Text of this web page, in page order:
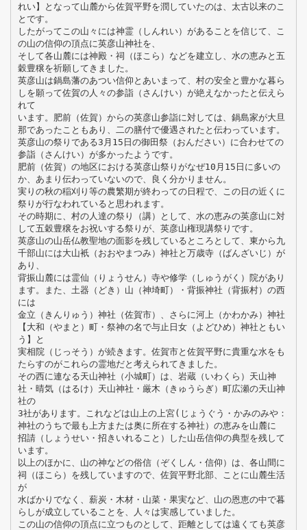
れい】となって山麓から佐賀平野を潤していたのは、太古以来のこ
とです。
したがってこの山々には神霊（しんれい）があることを信じて、こ
の山の信仰の頂点に英彦山神社を、
そして各山麓には神殿・祠（ほこら）などを建立し、水の恵みと五
穀豊穣を祈願してきました。
英彦山は鍋島藩のあつい信仰とあいまって、村の安全と豊かな暮ら
しを願って佐賀の人々の参詣（さんけい）が絶えなかったと伝えら
れて
います。肥前（佐賀）からの英彦山参詣に対しては、鍋島家が大旦
那であったこともあり、二の膳付で優遇されたと伝わっています。
英彦山の祭りである3月15日の御田祭（おんださい）に合わせての
参詣（さんけい）が多かったようです。
肥前（佐賀）の地区における英彦山祭りがなぜ10月15日に多いの
か、あまり伝わっていないので、良く分かりません。
実りの秋の稲刈り等の農繁期が終わっての日程で、この日の近くに
祭りが行なわれていると思われます。
その時期に、村の人達の祭り（講）として、水の恵みの英彦山に対
して五穀豊穣をお祝いする祭りが、英彦山権現講祭りです。
英彦山の山岳仏教聖地の面影を残しているところとして、東から九
千部山には大山衹（おおやまつみ）神社と万歳寺（ばんざいじ）が
あり、
背振山麓には霊仙（りょうせん）寺や修学（しゅうがく）院があり
ます。また、土器（どき）山（神埼町）・背振神社（背振村）の西
には
金立（きんりゅう）神社（佐賀市）、さらに河上（かわかみ）神社
【大和（やまと）町・祭神の名で与止日女（よどひめ）神社ともい
う】と
実相院（じっそう）が続きます。佐賀市と佐賀平野に貴重な水をも
たらすのがこれらの霊地だと考えられてきました。
その西に連なる天山神社（小城町）は、岩蔵（いわくら）天山神
社・晴気（はるけ）天山神社・厳木（きゅうらぎ）町広瀬の天山神
社の
3社があります。これなどは山上の上宮(じょうぐう・かみのみや：
神社のうちで最も上方または奥に所在する神社）の恵みを山麓に
招請（しょうせい・招きいれること）した山岳信仰の典型を残して
います。
以上のほかに、山の神などの俗信（ぞくしん・信仰）は、各山間に
祠（ほこら）を残していますので、佐賀平野北部、ことに山麓生活
が
水ばかりでなく、薪炭・木材・山菜・果実など、山の恩恵の中で暮
らしが成立していることを、人々は実感していました。
この山の信仰の頂点に立つものとして、距離としては遠くても英彦